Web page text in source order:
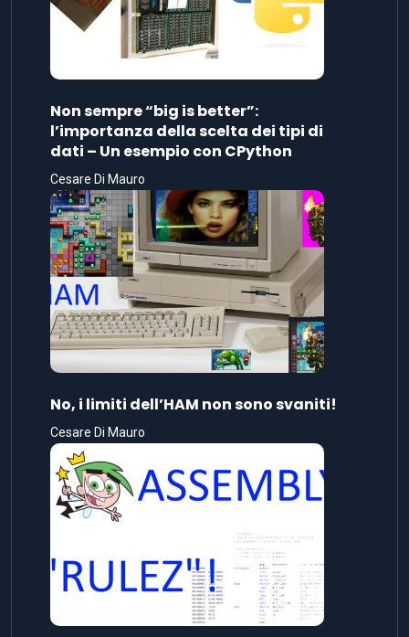
Non sempre “big is better”:
l’importanza della scelta dei tipi di
dati – Un esempio con CPython
Cesare Di Mauro
No, i limiti dell’HAM non sono svaniti!
Cesare Di Mauro